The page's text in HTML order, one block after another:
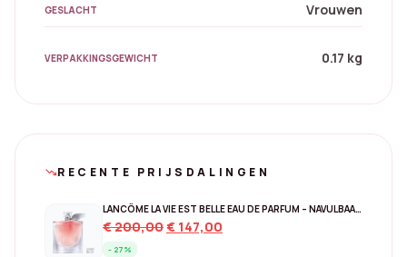
GESLACHT Vrouwen
VERPAKKINGSGEWICHT 0.17 kg
trending_downRECENTE PRIJSDALINGEN
LANCÔME LA VIE EST BELLE EAU DE PARFUM – NAVULBAAR 150 ML
€200,00Original
€ 147,00
- 27%